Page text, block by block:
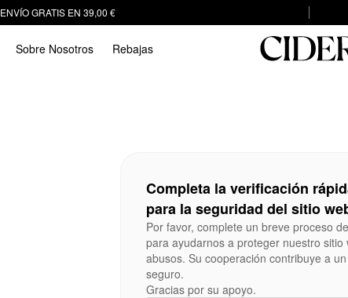
ENVÍO GRATIS EN 39,00 €
Sobre Nosotros Rebajas
Completa la verificación
para la seguridad del sitio
Por favor, complete un breve proceso
para ayudarnos a proteger nuestro
abusos. Su cooperación contribuye a
seguro.
Gracias por su apoyo.